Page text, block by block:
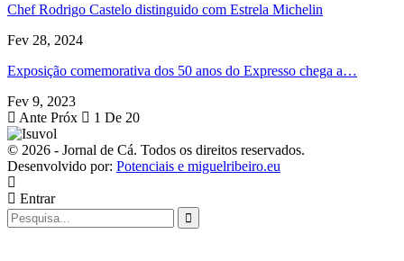
Chef Rodrigo Castelo distinguido com Estrela Michelin
Fev 28, 2024
Exposição comemorativa dos 50 anos do Expresso chega a…
Fev 9, 2023
Ante Próx 1 De 20
© 2026 - Jornal de Cá. Todos os direitos reservados.
Desenvolvido por: Potenciais e miguelribeiro.eu
Entrar